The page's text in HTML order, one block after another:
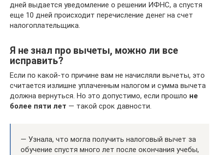
дней выдается уведомление о решении ИФНС, а спустя
еще 10 дней происходит перечисление денег на счет
налогоплательщика.
Я не знал про вычеты, можно ли все
исправить?
Если по какой-то причине вам не начисляли вычеты, это
считается излишне уплаченным налогом и сумма вычета
должна вернуться. Но это допустимо, если прошло не
более пяти лет — такой срок давности.
— Узнала, что могла получить налоговый вычет за
обучение спустя много лет после окончания учебы,